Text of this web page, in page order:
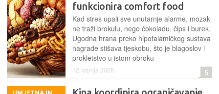
funkcionira comfort food
Kad stres upali sve unutarnje alarme, mozak
ne traži brokulu, nego čokoladu, čips i burek.
Ugodna hrana preko hipotalamičkog sustava
nagrade stišava tjeskobu, što je blagoslov i
prokletstvo u istom obroku
12. srpnja 2026. 5
UMJETNA INTELIGENCIJA